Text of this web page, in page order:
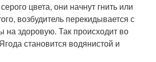
цвета, они начнут гнить или
возбудитель перекидывается с
на здоровую. Так происходит во
становится водянистой и